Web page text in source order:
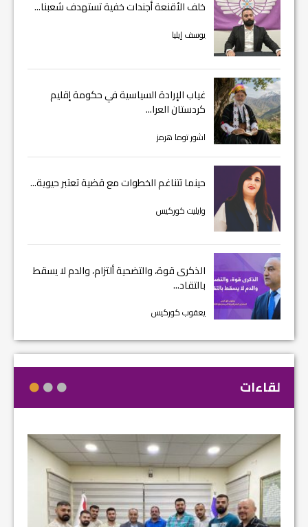
خلف الأقنعة أجندات خفية تستهدف شعبنا...
يوسف إيليا
غياب الإرادة السياسية في حكومة إقليم
كردستان العرا...
اشور توما هرمز
حينما تتناغم الخطوات مع قضية تعتبر حيوية...
وايليت كوركيس
الذكرى قوة، والتضحية ألتزام، والدم لا يسقط
بالتقاد...
يعقوب كوركيس
لقاءات